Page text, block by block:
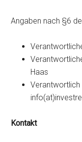
Angaben nach §6
Haas
Verantwortlich
Kontakt